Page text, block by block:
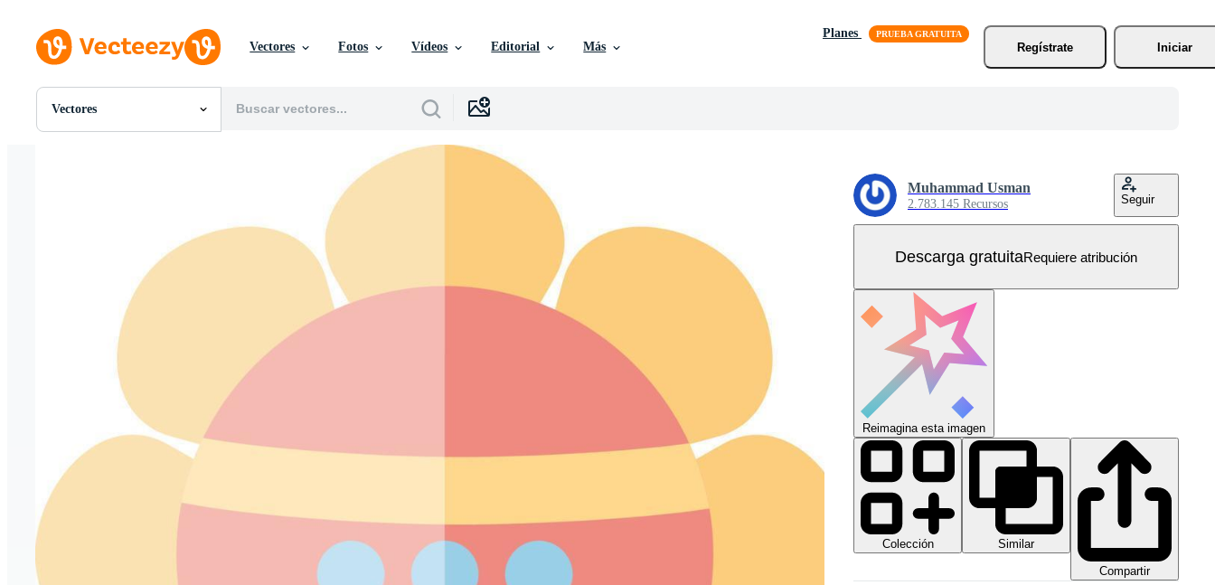
Vectores Fotos Vídeos Editorial Más
Planes
Regístrate
Iniciar
Vectores
Todas Imágenes
Gráficos en Movimiento
Imágenes Editoriales
Eventos Editoriales
Muhammad Usman
2.783.145 Recursos Seguir
Descarga gratuitaRequiere atribución
Reimagina esta imagen
Colección
Similar
Compartir